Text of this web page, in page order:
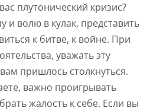
плутонический кризис?
и волю в кулак, представить
к битве, к войне. При
уважать эту
пришлось столкнуться.
важно проигрывать
жалость к себе. Если вы